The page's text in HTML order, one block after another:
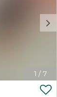
1 / 7
d
